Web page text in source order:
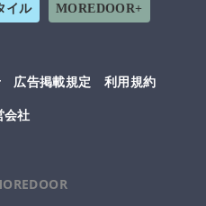
イル MOREDOOR+
広告掲載規定
利用規約
会社